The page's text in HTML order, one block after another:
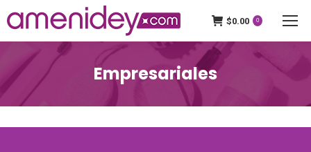
$0.00 0
Empresariales